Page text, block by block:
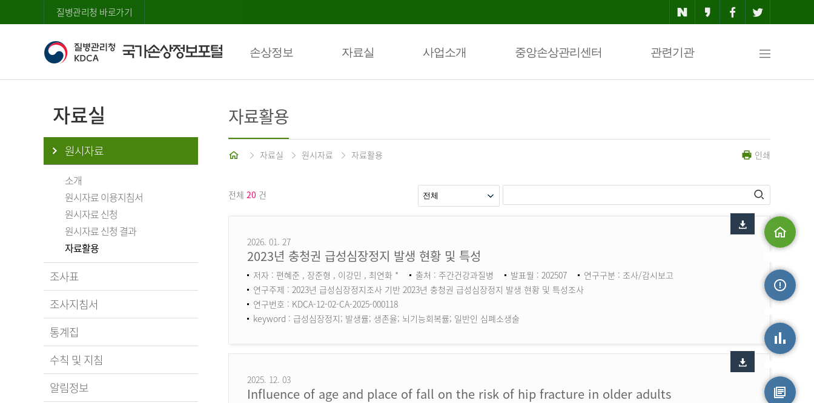
질병관리청 바로가기
손상정보 자료실 사업소개 중앙손상관리센터 관련기관
맵
자료실
원시자료
소개
원시자료 이용지침서
원시자료 신청
원시자료 신청 결과
자료활용
조사표
조사지침서
통계집
수칙 및 지침
알림정보
자료활용
홈 자료실 원시자료 자료활용 인쇄
전체 20 건
2026. 01. 27
2023년 충청권 급성심장정지 발생 현황 및 특성
저자 : 편혜준 , 장준형 , 이강민 , 최연화 * 출처 : 주간건강과질병 발표월 : 202507
연구구분 : 조사/감시보고
연구주제 : 2023년 급성심장정지조사 기반 2023년 충청권 급성심장정지 발생 현황 및 특성조사
연구번호 : KDCA-12-02-CA-2025-000118
keyword : 급성심장정지; 발생률; 생존율; 뇌기능회복률; 일반인 심폐소생술
2025. 12. 03
Influence of age and place of fall on the risk of hip fracture in older adults
손상정보
손상통계